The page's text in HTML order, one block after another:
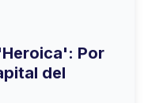
Por
del